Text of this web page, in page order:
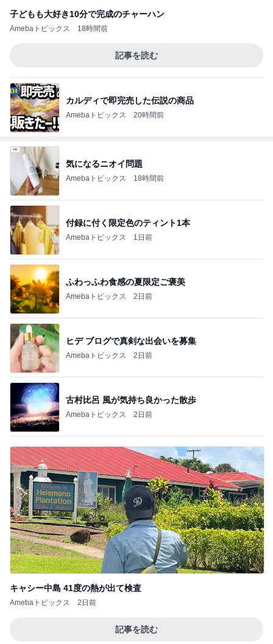
子どもも大好き10分で完成のチャーハン
Amebaトピックス 18時間前
記事を読む
カルディで即完売した伝説の商品
Amebaトピックス 20時間前
気になるニオイ問題
Amebaトピックス 18時間前
付録に付く限定色のティント1本
Amebaトピックス 1日前
ふわっふわ食感の夏限定ご褒美
Amebaトピックス 2日前
ヒデ ブログで真剣な出会いを募集
Amebaトピックス 2日前
古村比呂 風が気持ち良かった散歩
Amebaトピックス 2日前
キャシー中島 41度の熱が出て検査
Amebaトピックス 2日前
記事を読む